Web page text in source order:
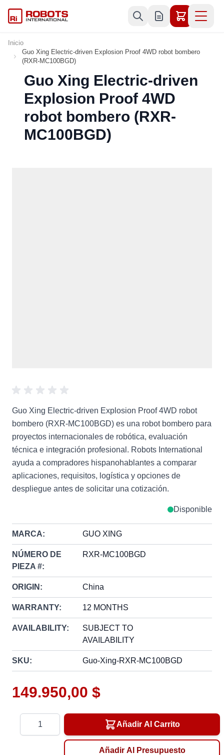
Inicio
Guo Xing Electric-driven Explosion Proof 4WD robot bombero
(RXR-MC100BGD)
Guo Xing Electric-driven
Explosion Proof 4WD
robot bombero (RXR-
MC100BGD)
Guo Xing Electric-driven Explosion Proof 4WD robot
bombero (RXR-MC100BGD) es una robot bombero para
proyectos internacionales de robótica, evaluación
técnica e integración profesional. Robots International
ayuda a compradores hispanohablantes a comparar
aplicaciones, requisitos, logística y opciones de
despliegue antes de solicitar una cotización.
Disponible
MARCA: GUO XING
NÚMERO DE
PIEZA #:
RXR-MC100BGD
ORIGIN: China
WARRANTY: 12 MONTHS
AVAILABILITY:
SUBJECT TO
AVAILABILITY
SKU: Guo-Xing-RXR-MC100BGD
149.950,00 $
Añadir Al Carrito
Añadir Al Presupuesto